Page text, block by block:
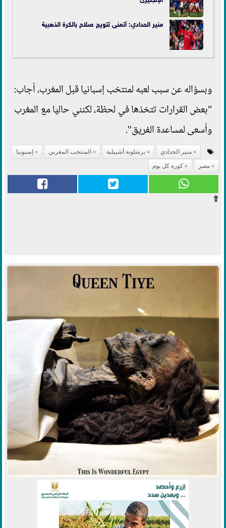
منير الحدادي: أتمنى تتويج صلاح بالكرة الذهبية
وبسؤاله عن سبب لعبه لمنتخب إسبانيا قبل المغرب، أجاب:
"بعض القرارات تتخذها في لحظة، لكنني حاليَا مع المغرب
وأسعى لمساعدة الفريق".
منير الحدادي برشلونة أشبيلية المنتخب المغربي
إسبونيا
مصر
كورة كل يوم
⇧